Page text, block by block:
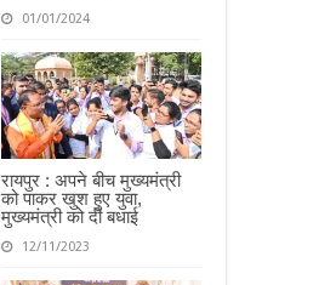
01/01/2024
रायपुर : अपने बीच मुख्यमंत्री
को पाकर खुश हुए युवा,
मुख्यमंत्री को दी बधाई
12/11/2023